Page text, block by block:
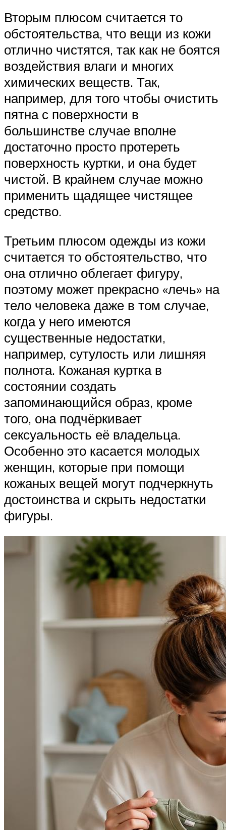
Вторым плюсом считается то
обстоятельства, что вещи из кожи
отлично чистятся, так как не боятся
воздействия влаги и многих
химических веществ. Так,
например, для того чтобы очистить
пятна с поверхности в
большинстве случае вполне
достаточно просто протереть
поверхность куртки, и она будет
чистой. В крайнем случае можно
применить щадящее чистящее
средство.
Третьим плюсом одежды из кожи
считается то обстоятельство, что
она отлично облегает фигуру,
поэтому может прекрасно «лечь» на
тело человека даже в том случае,
когда у него имеются
существенные недостатки,
например, сутулость или лишняя
полнота. Кожаная куртка в
состоянии создать
запоминающийся образ, кроме
того, она подчёркивает
сексуальность её владельца.
Особенно это касается молодых
женщин, которые при помощи
кожаных вещей могут подчеркнуть
достоинства и скрыть недостатки
фигуры.